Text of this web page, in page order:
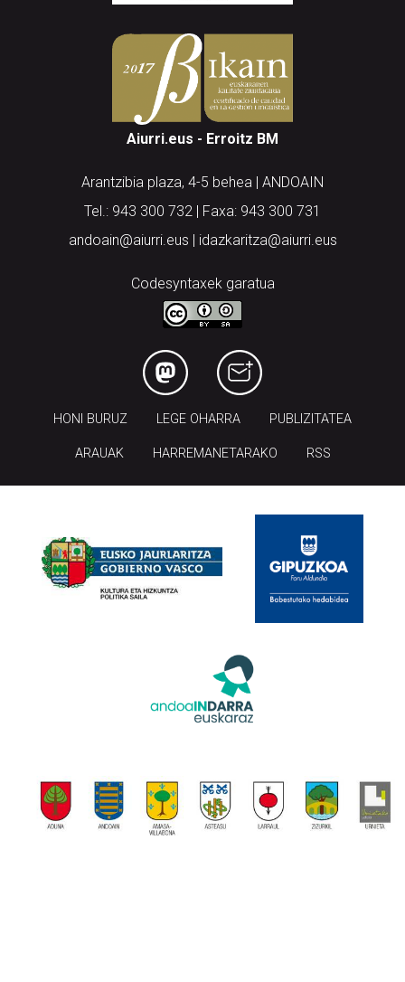
Aiurri.eus - Erroitz BM
Arantzibia plaza, 4-5 behea | ANDOAIN
Tel.: 943 300 732 | Faxa: 943 300 731
andoain@aiurri.eus | idazkaritza@aiurri.eus
Codesyntaxek garatua
HONI BURUZ LEGE OHARRA PUBLIZITATEA
ARAUAK HARREMANETARAKO RSS